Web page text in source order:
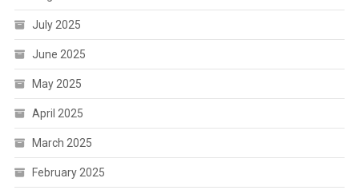
July 2025
June 2025
May 2025
April 2025
March 2025
February 2025